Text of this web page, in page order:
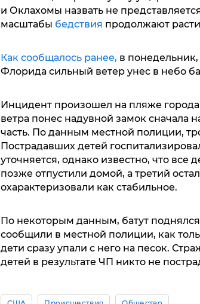
и Оклахомы назвать не
масштабы бедствия продолжают
Как сообщалось ранее, в
Флорида сильный ветер унес в небо
Инцидент произошел на пляже
ветра понес надувной замок сначала
часть. По данным местной полиции,
Пострадавших детей
уточняется, однако известно, что все
позже отпустили домой, а третий
охарактеризовали как стабильное.
По некоторым данным, батут
сообщили в местной полиции, как
дети сразу упали с него на песок.
детей в результате ЧП никто не